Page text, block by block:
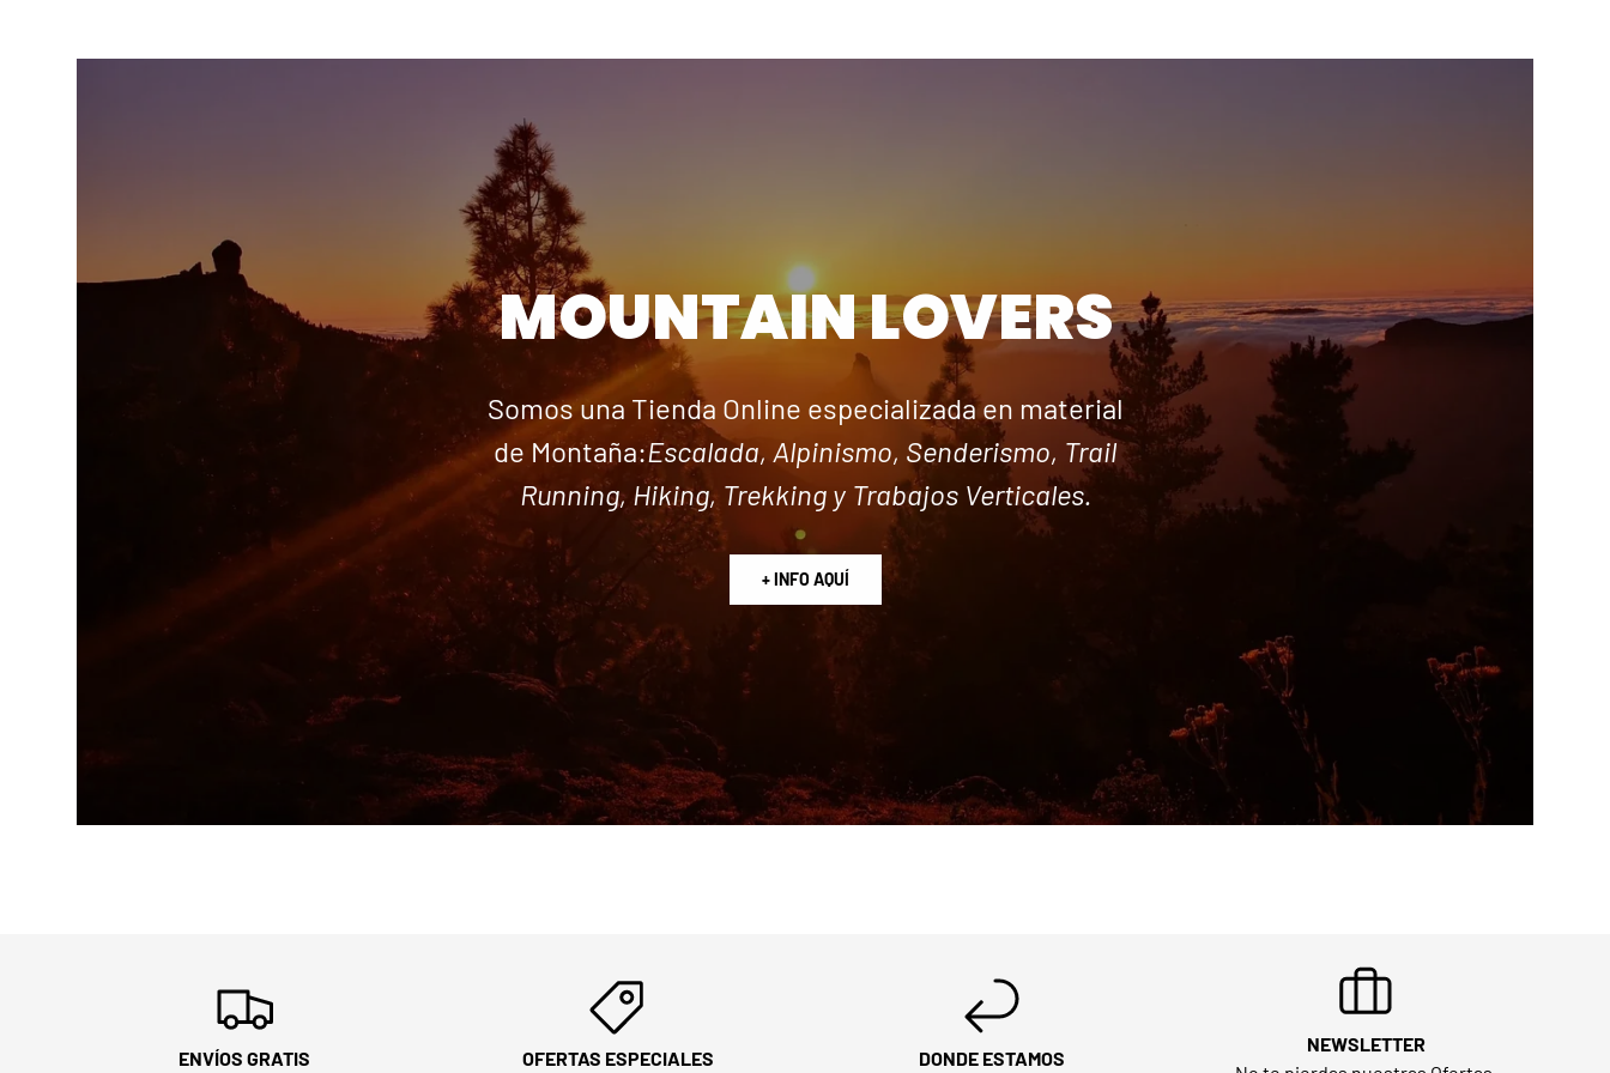
MOUNTAIN LOVERS
Somos una Tienda Online especializada en material
de Montaña:Escalada, Alpinismo, Senderismo, Trail
Running, Hiking, Trekking y Trabajos Verticales.
+ INFO AQUÍ
ENVÍOS GRATIS OFERTAS ESPECIALES DONDE ESTAMOS
NEWSLETTER